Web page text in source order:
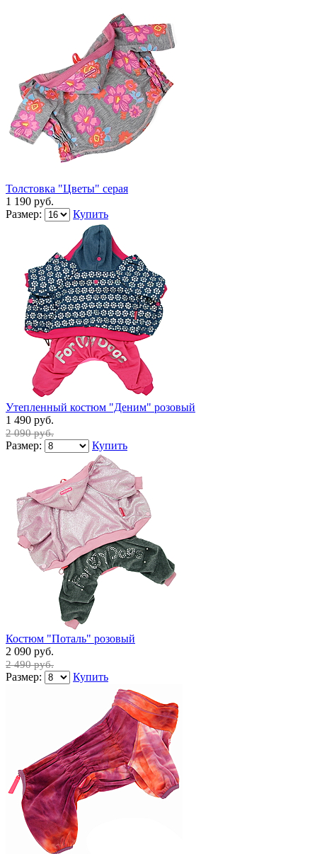
Толстовка "Цветы" серая
1 190 руб.
Размер:
Купить
Утепленный костюм "Деним" розовый
1 490 руб.
2 090 руб.
Размер: Купить
Костюм "Поталь" розовый
2 090 руб.
2 490 руб.
Размер: Купить